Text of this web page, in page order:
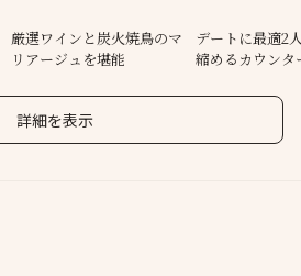
厳選ワインと炭火焼鳥のマ
リアージュを堪能
デートに最適2
縮めるカウンタ
詳細を表示